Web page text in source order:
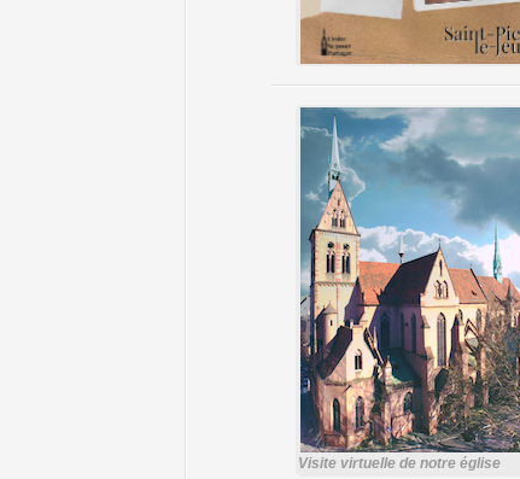
Visite virtuelle de notre église